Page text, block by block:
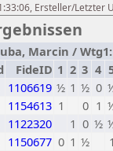
Ersteller/Letzter
Marcin /
FideID 1 2 3 4
1106619 ½ 1 ½ 0
1154613 1 0 1
1122320 1 0 ½
1150677 0 1 ½